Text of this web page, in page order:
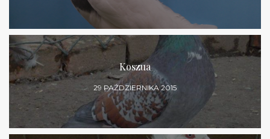
Koszua
29 PAŹDZIERNIKA 2015